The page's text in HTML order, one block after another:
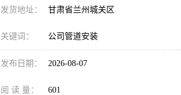
发货地址： 甘肃省兰州城关区
关键词： 公司管道安装
发布日期： 2026-08-07
阅 读 量： 601